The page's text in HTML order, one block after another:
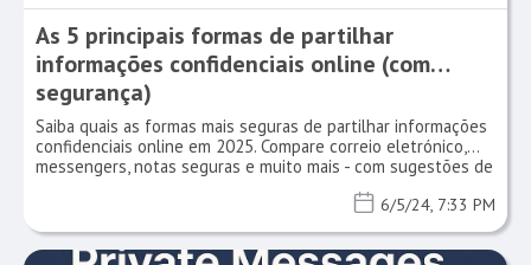
As 5 principais formas de partilhar
informações confidenciais online (com
segurança)
Saiba quais as formas mais seguras de partilhar informações
confidenciais online em 2025. Compare correio eletrónico,
messengers, notas seguras e muito mais - com sugestões de
6/5/24, 7:33 PM